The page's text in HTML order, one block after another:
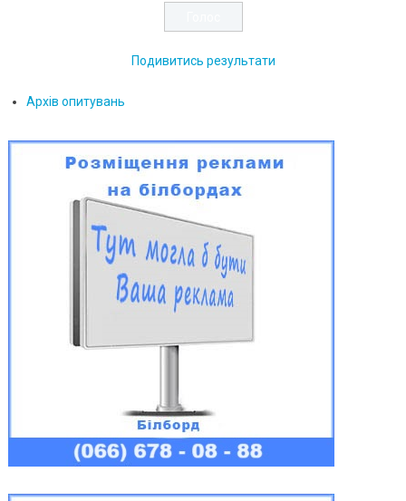
Подивитись результати
Архів опитувань